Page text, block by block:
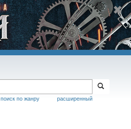
расширенный
поиск по жанру